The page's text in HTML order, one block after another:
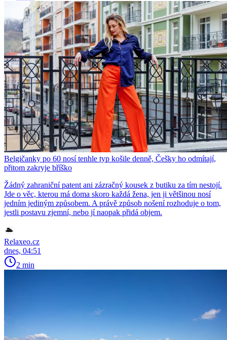
Belgičanky po 60 nosí tenhle typ košile denně, Češky ho odmítají,
přitom zakryje bříško
Žádný zahraniční patent ani zázračný kousek z butiku za tím nestojí.
Jde o věc, kterou má doma skoro každá žena, jen ji většinou nosí
jedním jediným způsobem. A právě způsob nošení rozhoduje o tom,
jestli postavu zjemní, nebo jí naopak přidá objem.
Relaxeo.cz
dnes, 04:51
2 min